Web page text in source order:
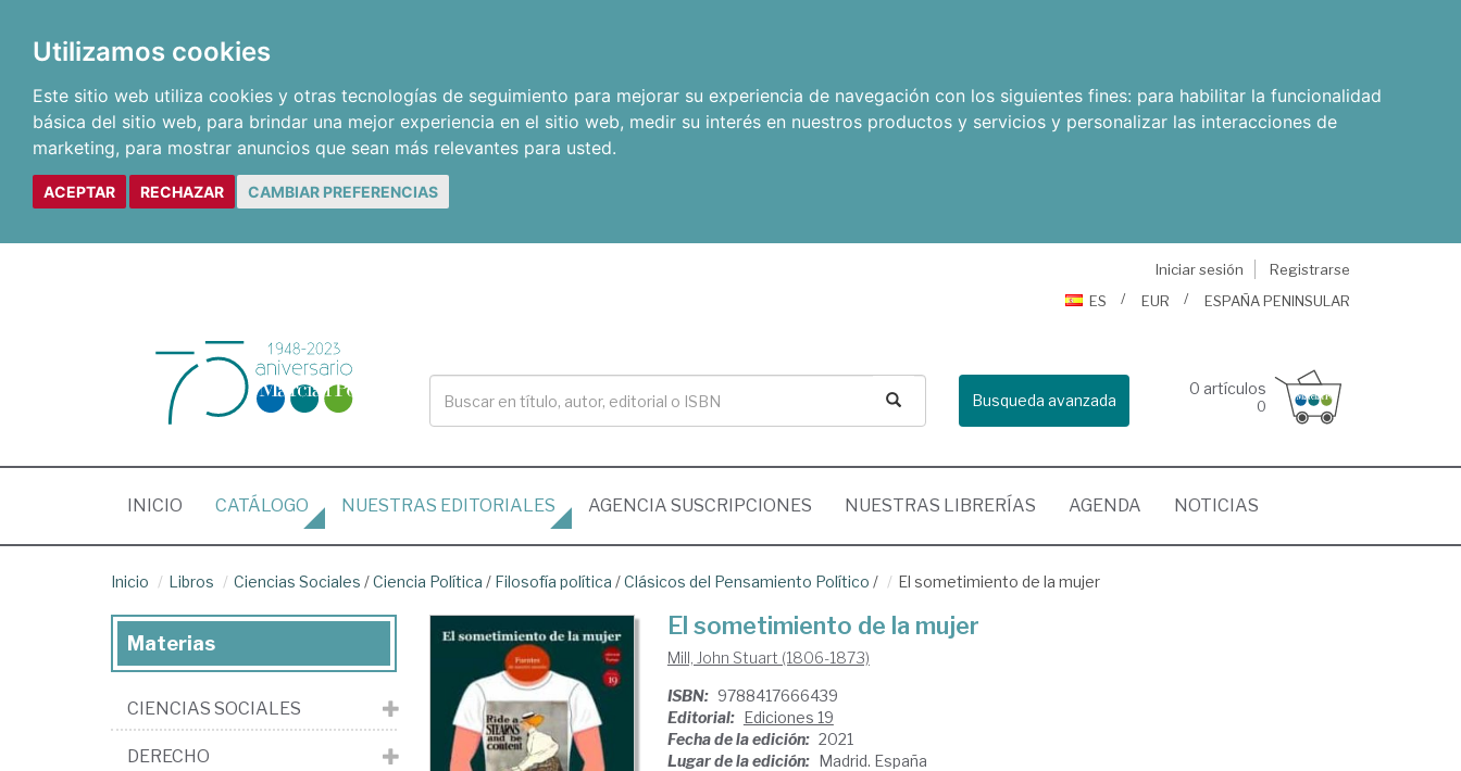
Utilizamos cookies
Este sitio web utiliza cookies y otras tecnologías de seguimiento para mejorar su experiencia de navegación con los siguientes fines: para habilitar la funcionalidad
básica del sitio web, para brindar una mejor experiencia en el sitio web, medir su interés en nuestros productos y servicios y personalizar las interacciones de
marketing, para mostrar anuncios que sean más relevantes para usted.
ACEPTAR RECHAZAR CAMBIAR PREFERENCIAS
Iniciar sesión
Registrarse
ES
EUR ESPAÑA PENINSULAR
Busqueda avanzada
0 artículos
0
INICIO (CURRENT)
CATÁLOGO NUESTRAS EDITORIALES AGENCIA SUSCRIPCIONES NUESTRAS LIBRERÍAS AGENDA NOTICIAS
Inicio Libros Ciencias Sociales /Ciencia Política / Filosofía política /Clásicos del Pensamiento Político / El sometimiento de la mujer
El sometimiento de la mujer
Mill, John Stuart (1806-1873)
ISBN: 9788417666439
Editorial: Ediciones 19
Fecha de la edición: 2021
Lugar de la edición: Madrid. España
Materias
CIENCIAS SOCIALES
DERECHO